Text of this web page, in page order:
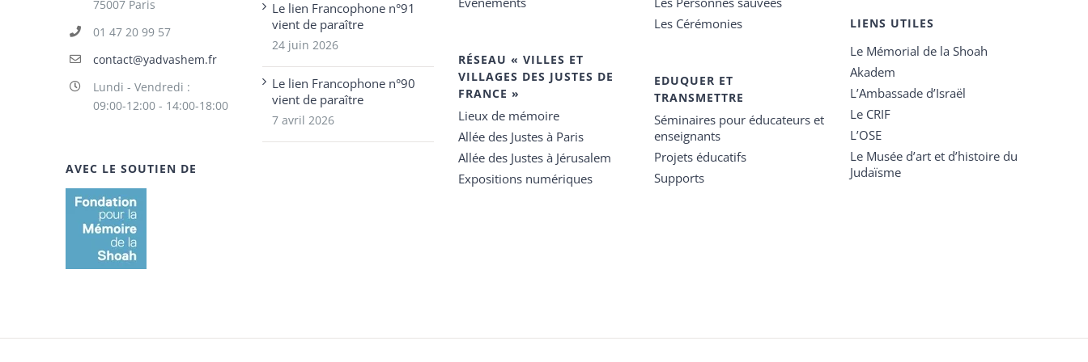
75007 Paris
01 47 20 99 57
contact@yadvashem.fr
Lundi - Vendredi :
09:00-12:00 - 14:00-18:00
AVEC LE SOUTIEN DE
Le lien Francophone n°91
vient de paraître
24 juin 2026
Le lien Francophone n°90
vient de paraître
7 avril 2026
RÉSEAU « VILLES ET
VILLAGES DES JUSTES DE
FRANCE »
Lieux de mémoire
Allée des Justes à Paris
Allée des Justes à Jérusalem
Expositions numériques
Les Cérémonies
EDUQUER ET
TRANSMETTRE
Séminaires pour éducateurs et
enseignants
Projets éducatifs
Supports
LIENS UTILES
Le Mémorial de la Shoah
Akadem
L’Ambassade d’Israël
Le CRIF
L’OSE
Le Musée d’art et d’histoire du
Judaïsme